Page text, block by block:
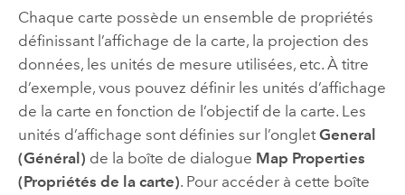
Chaque carte possède un ensemble de propriétés
définissant l’affichage de la carte, la projection des
données, les unités de mesure utilisées, etc. À titre
d’exemple, vous pouvez définir les unités d’affichage
de la carte en fonction de l’objectif de la carte. Les
unités d’affichage sont définies sur l’onglet General
(Général) de la boîte de dialogue Map Properties
(Propriétés de la carte). Pour accéder à cette boîte